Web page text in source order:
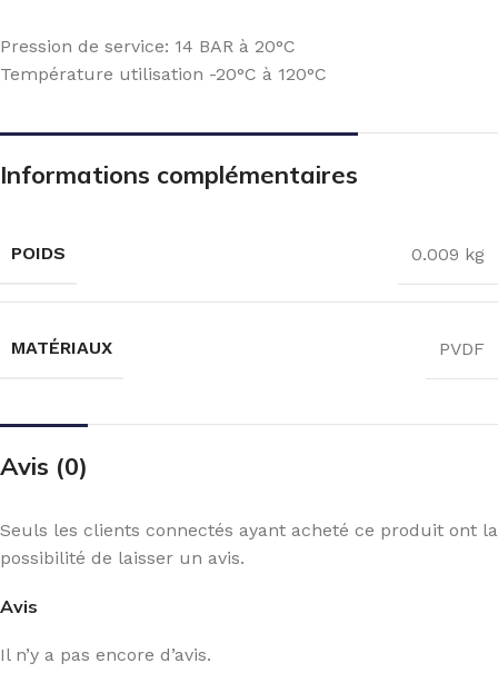
Pression de service: 14 BAR à 20°C
Température utilisation -20°C à 120°C
Informations complémentaires
POIDS 0.009 kg
MATÉRIAUX PVDF
Avis (0)
Avis
Il n’y a pas encore d’avis.
Seuls les clients connectés ayant acheté ce produit ont la
possibilité de laisser un avis.